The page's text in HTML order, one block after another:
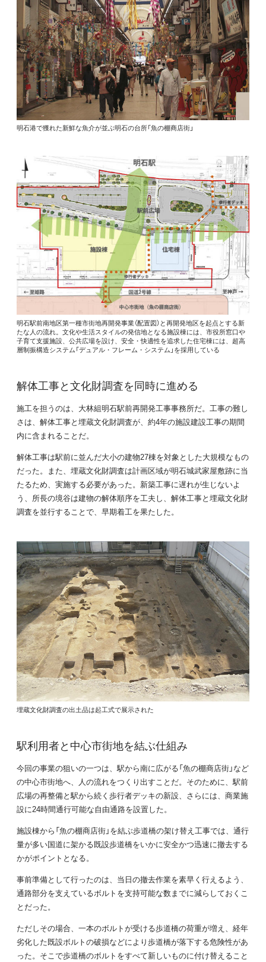
明石港で獲れた新鮮な魚介が並ぶ明石の台所「魚の棚商店街」
明石駅前南地区第一種市街地再開発事業（配置図）と再開発地区を起点とする新
たな人の流れ。文化や生活スタイルの発信地となる施設棟には、市役所窓口や
子育て支援施設、公共広場を設け、安全・快適性を追求した住宅棟には、超高
層制振構造システム「デュアル・フレーム・システム」を採用している
解体工事と文化財調査を同時に進める
施工を担うのは、大林組明石駅前再開発工事事務所だ。工事の難し
さは、解体工事と埋蔵文化財調査が、約4年の施設建設工事の期間
内に含まれることだ。
解体工事は駅前に並んだ大小の建物27棟を対象とした大規模なもの
だった。また、埋蔵文化財調査は計画区域が明石城武家屋敷跡に当
たるため、実施する必要があった。新築工事に遅れが生じないよ
う、所長の境谷は建物の解体順序を工夫し、解体工事と埋蔵文化財
調査を並行することで、早期着工を果たした。
埋蔵文化財調査の出土品は起工式で展示された
駅利用者と中心市街地を結ぶ仕組み
今回の事業の狙いの一つは、駅から南に広がる「魚の棚商店街」など
の中心市街地へ、人の流れをつくり出すことだ。そのために、駅前
広場の再整備と駅から続く歩行者デッキの新設、さらには、商業施
設に24時間通行可能な自由通路を設置した。
施設棟から「魚の棚商店街」を結ぶ歩道橋の架け替え工事では、通行
量が多い国道に架かる既設歩道橋をいかに安全かつ迅速に撤去する
かがポイントとなる。
事前準備として行ったのは、当日の撤去作業を素早く行えるよう、
通路部分を支えているボルトを支持可能な数までに減らしておくこ
とだった。
ただしその場合、一本のボルトが受ける歩道橋の荷重が増え、経年
劣化した既設ボルトの破損などにより歩道橋が落下する危険性があ
った。そこで歩道橋のボルトをすべて新しいものに付け替えること